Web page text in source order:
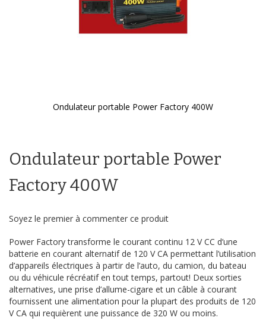
Ondulateur portable Power Factory 400W
de
la
Galerie
d’images
Ondulateur portable Power
Factory 400W
Soyez le premier à commenter ce produit
Power Factory transforme le courant continu 12 V CC d’une
batterie en courant alternatif de 120 V CA permettant l’utilisation
d’appareils électriques à partir de l’auto, du camion, du bateau
ou du véhicule récréatif en tout temps, partout! Deux sorties
alternatives, une prise d’allume-cigare et un câble à courant
fournissent une alimentation pour la plupart des produits de 120
V CA qui requièrent une puissance de 320 W ou moins.